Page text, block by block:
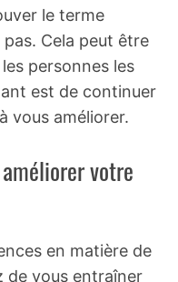
le terme
Cela peut être
personnes les
est de continuer
vous améliorer.
votre
en matière de
de vous entraîner